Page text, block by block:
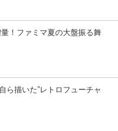
！ファミマ夏の大盤振る舞
ら描いた”レトロフューチャ